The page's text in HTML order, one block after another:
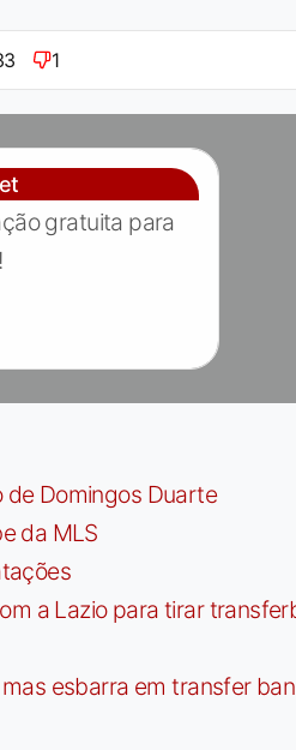
1
gratuita para
de Domingos Duarte
da MLS
a Lazio para tirar
esbarra em transfer ban